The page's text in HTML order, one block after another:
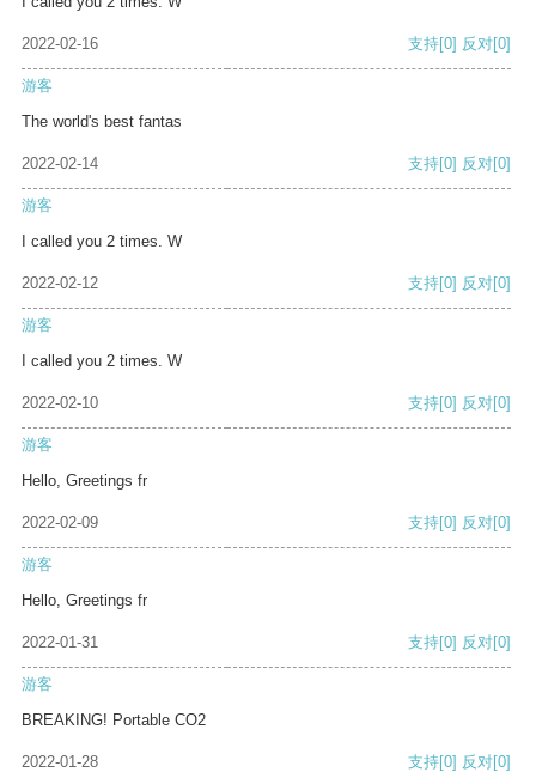
2022-02-16 支持[0] 反对[0]
游客
The world's best fantas
2022-02-14 支持[0] 反对[0]
游客
I called you 2 times. W
2022-02-12 支持[0] 反对[0]
游客
I called you 2 times. W
2022-02-10 支持[0] 反对[0]
游客
Hello, Greetings fr
2022-02-09 支持[0] 反对[0]
游客
Hello, Greetings fr
2022-01-31 支持[0] 反对[0]
游客
BREAKING! Portable CO2
2022-01-28 支持[0] 反对[0]